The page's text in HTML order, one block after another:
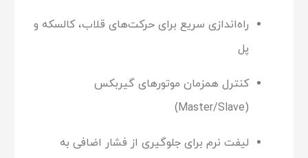
راه‌اندازی سریع برای حرکت‌های قلاب، کالسکه و
پل
کنترل همزمان موتورهای گیربکس
(Master/Slave)
لیفت نرم برای جلوگیری از فشار اضافی به